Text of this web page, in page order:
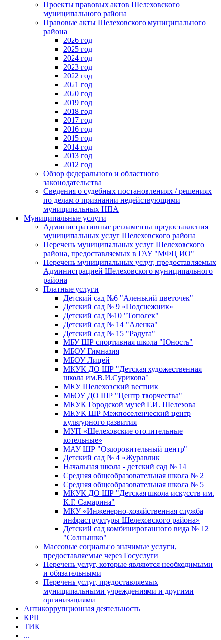
Проекты правовых актов Шелеховского
муниципального района
Правовые акты Шелеховского муниципального
района
2026 год
2025 год
2024 год
2023 год
2022 год
2021 год
2020 год
2019 год
2018 год
2017 год
2016 год
2015 год
2014 год
2013 год
2012 год
Обзор федерального и областного
законодательства
Сведения о судебных постановлениях / решениях
по делам о признании недействующими
муниципальных НПА
Муниципальные услуги
Административные регламенты предоставления
муниципальных услуг Шелеховского района
Перечень муниципальных услуг Шелеховского
района, предоставляемых в ГАУ "МФЦ ИО"
Перечень муниципальных услуг, предоставляемых
Администрацией Шелеховского муниципального
района
Платные услуги
Детский сад №6 "Аленький цветочек"
Детский сад № 9 «Подснежник»
Детский сад №10 "Тополек"
Детский сад № 14 "Аленка"
Детский сад № 15 "Радуга"
МБУ ШР спортивная школа "Юность"
МБОУ Гимназия
МБОУ Лицей
МКУК ДО ШР "Детская художественная
школа им.В.И.Сурикова"
МКУ Шелеховский вестник
МБОУ ДО ШР "Центр творчества"
МКУК Городской музей Г.И. Шелехова
МКУК ШР Межпоселенческий центр
культурного развития
МУП «Шелеховские отопительные
котельные»
МАУ ШР "Оздоровительный центр"
Детский сад № 4 «Журавлик
Начальная школа - детский сад № 14
Средняя общеобразовательная школа № 2
Средняя общеобразовательная школа № 5
МКУК ДО ШР "Детская школа искусств им.
К.Г. Самарина"
МКУ «Инженерно-хозяйственная служба
инфраструктуры Шелеховского района»
Детский сад комбинированного вида № 12
"Солнышко"
Массовые социально значимые услуги,
предоставляемые через Госуслуги
Перечень услуг, которые являются необходимыми
и обязательными
Перечень услуг, предоставляемых
муниципальными учреждениями и другими
организациями
Антикоррупционная деятельность
КРП
ТИК
...